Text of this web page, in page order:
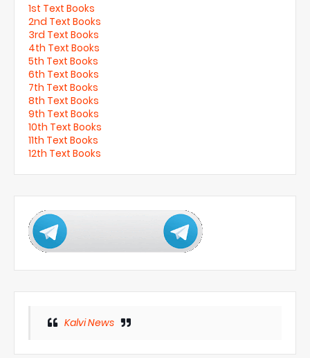
1st Text Books
2nd Text Books
3rd Text Books
4th Text Books
5th Text Books
6th Text Books
7th Text Books
8th Text Books
9th Text Books
10th Text Books
11th Text Books
12th Text Books
Kalvi News